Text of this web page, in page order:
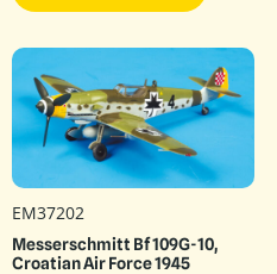
EM37202
Messerschmitt Bf 109G-10,
Croatian Air Force 1945